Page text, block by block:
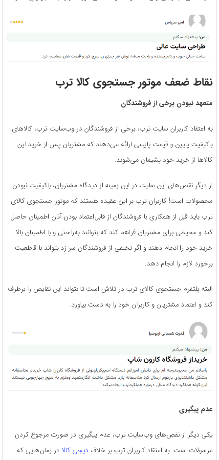
نقاط ضعف موتور جستجوی کالا ترب
متعهد نبودن برخی از فروشندگان
به اعتقاد کاربران سایت ترب، برخی از فروشندگان در وب‌سایت ترب، کالاهای
باکیفیت پایین و قیمت پایینی ارائه می‌دهند که مشتریان پس از خرید این
کالاها از خرید خود پشیمان می‌شوند.
از دیگر نقص‌های این سایت در این زمینه از دیدگاه مشتریان، باکیفیت نبودن
محصولات است! کاربران ترب بر این عقیده هستند که موتور جستجوی کالای
ترب باید قبل از همکاری با فروشندگان از قابل‌اعتماد بودن آنان اطمینان حاصل
کند و محیطی برای مشتریان فراهم کند که بتوانند به‌راحتی و با اطمینان بالا
خرید خود را انجام دهند و اگر تخلفی از فروشندگان سر زد بتواند با قاطعیت
برخورد لازم را انجام دهد.
البته پلتفرم جستجوی کالای ترب در تلاش است تا بتواند این نقایص را برطرف
کند و اعتماد مشتریان و کاربران خود را به دست بیاورد.
عدم پیگیری
یکی دیگر از نقص‌های وب‌سایت ترب، عدم پیگیری در صورت مرجوع کردن
مرسولات است. به اعتقاد کاربران ترب بر خلاف دیجی‌ کالا در زمان‌هایی که